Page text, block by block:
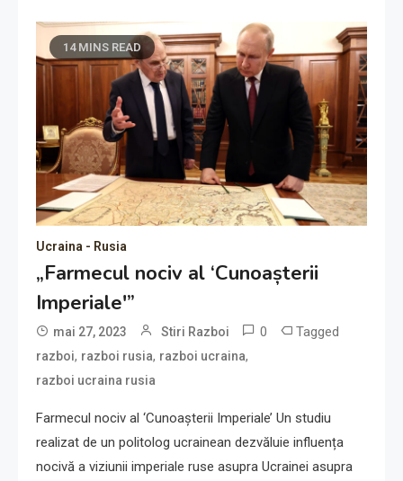
14 MINS READ
Ucraina - Rusia
„Farmecul nociv al ‘Cunoașterii
Imperiale'”
mai 27, 2023 Stiri Razboi 0 Tagged
razboi, razboi rusia, razboi ucraina,
razboi ucraina rusia
Farmecul nociv al ‘Cunoașterii Imperiale’ Un studiu
realizat de un politolog ucrainean dezvăluie influența
nocivă a viziunii imperiale ruse asupra Ucrainei asupra